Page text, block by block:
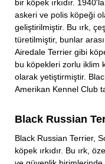
bir köpek ırkıdır.
askeri ve polis köpeği
geliştirilmiştir. Bu ırk,
türetilmiştir, bunlar
Airedale Terrier gibi
bu köpekleri zorlu iklim
olarak yetiştirmiştir.
Amerikan Kennel Club
Black Russian
Black Russian Terrier,
köpek ırkıdır. Bu ırk,